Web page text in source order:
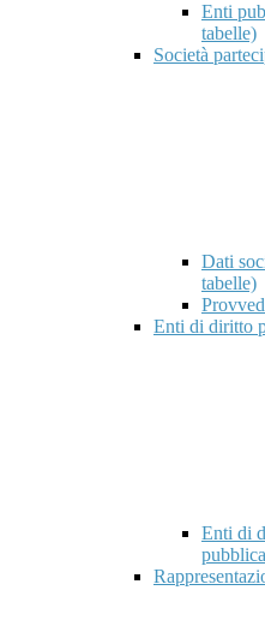
Enti
tabelle)
Società
Dati
tabelle)
Enti di diritto
Enti di